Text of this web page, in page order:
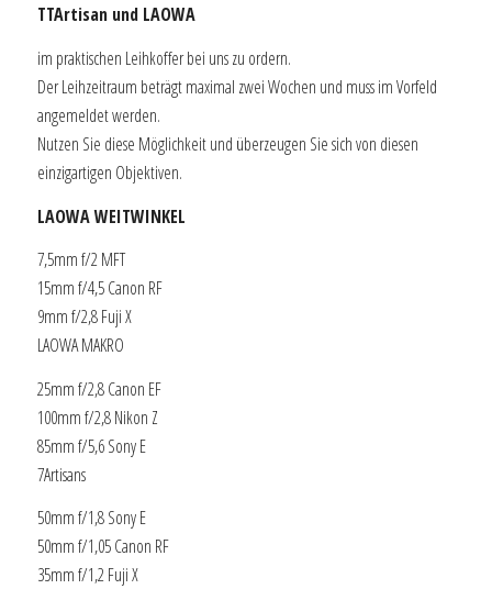
TTArtisan und LAOWA
im praktischen Leihkoffer bei uns zu ordern.
Der Leihzeitraum beträgt maximal zwei Wochen und muss im Vorfeld
angemeldet werden.
Nutzen Sie diese Möglichkeit und überzeugen Sie sich von diesen
einzigartigen Objektiven.
LAOWA WEITWINKEL
7,5mm f/2 MFT
15mm f/4,5 Canon RF
9mm f/2,8 Fuji X
LAOWA MAKRO
25mm f/2,8 Canon EF
100mm f/2,8 Nikon Z
85mm f/5,6 Sony E
7Artisans
50mm f/1,8 Sony E
50mm f/1,05 Canon RF
35mm f/1,2 Fuji X